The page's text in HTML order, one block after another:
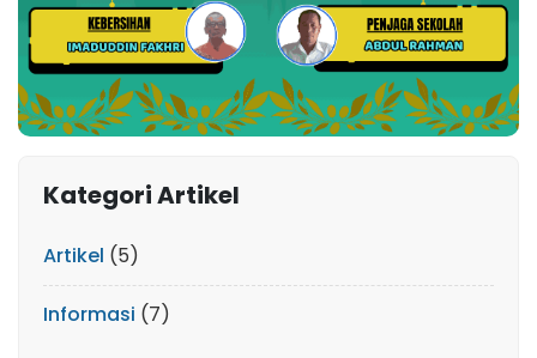
Kategori Artikel
Artikel (5)
Informasi (7)